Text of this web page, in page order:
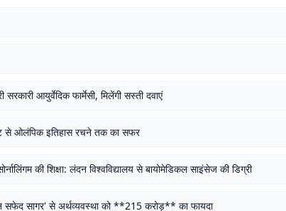
आयुर्वेदिक फार्मेसी, मिलेंगी सस्ती दवाएं
से ओलंपिक इतिहास रचने तक का सफर
की शिक्षा: लंदन विश्वविद्यालय से बायोमेडिकल साइंसेज की डिग्री
सागर' से अर्थव्यवस्था को **215 करोड़** का फायदा